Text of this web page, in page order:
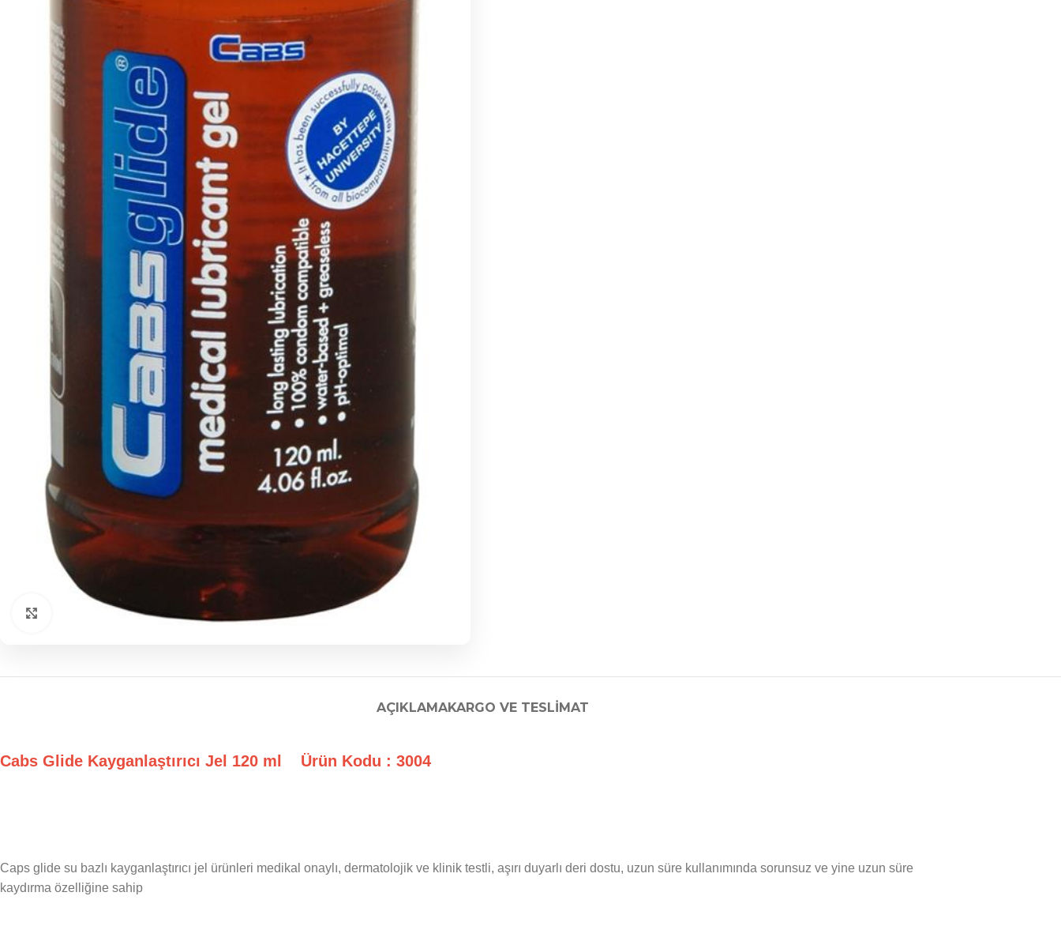
Click to enlarge
AÇIKLAMAKARGO VE TESLIMAT
Cabs Glide Kayganlaştırıcı Jel 120 ml Ürün Kodu : 3004
Caps glide su bazlı kayganlaştırıcı jel ürünleri medikal onaylı, dermatolojik ve klinik testli, aşırı duyarlı deri dostu, uzun süre kullanımında sorunsuz ve yine uzun süre
kaydırma özelliğine sahip